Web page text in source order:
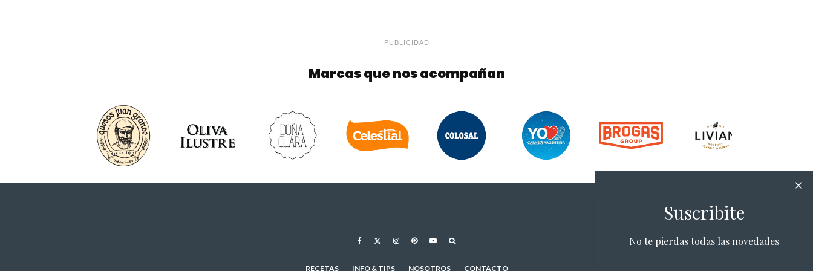
PUBLICIDAD
Marcas que nos acompañan
RECETAS INFO & TIPS NOSOTROS CONTACTO
Suscribite
No te pierdas todas las novedades